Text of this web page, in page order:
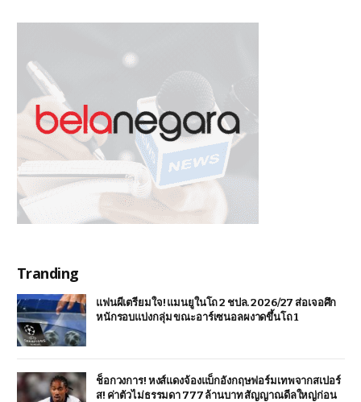
Tranding
แฟนผีเตรียมใจ! แมนยูในโถ 2 ชปล. 2026/27 ส่อเจอศึก
หนักรอบแบ่งกลุ่ม ขณะอาร์เซนอลผงาดขึ้นโถ 1
ช็อกวงการ! หงส์แดงจ้องแบ็กอังกฤษฟอร์มเทพจากสเปอร์
ส! ค่าตัวไม่ธรรมดา 777 ล้านบาท สัญญาณดีลใหญ่ก่อน